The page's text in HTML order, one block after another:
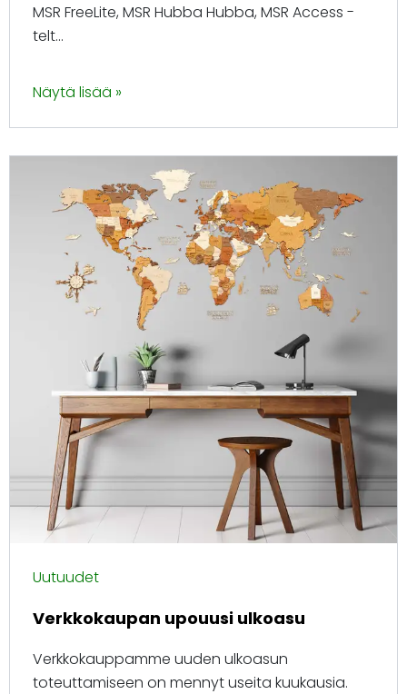
MSR FreeLite, MSR Hubba Hubba, MSR Access -
telt...
Näytä lisää »
Uutuudet
Verkkokaupan upouusi ulkoasu
Verkkokauppamme uuden ulkoasun
toteuttamiseen on mennyt useita kuukausia.